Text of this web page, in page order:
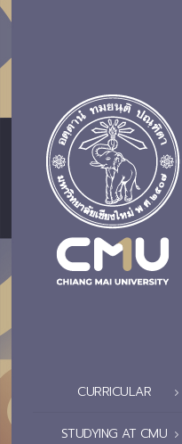
CURRICULAR
STUDYING AT CMU